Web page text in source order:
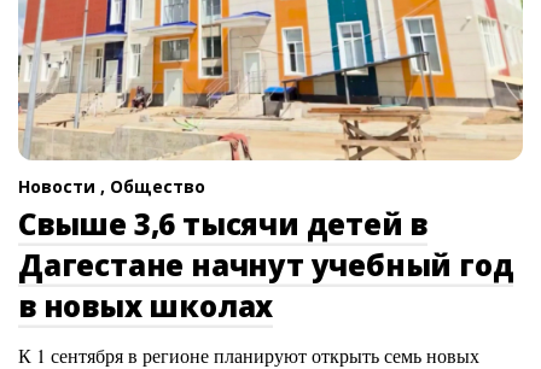
Новости , Общество
Свыше 3,6 тысячи детей в
Дагестане начнут учебный год
в новых школах
К 1 сентября в регионе планируют открыть семь новых